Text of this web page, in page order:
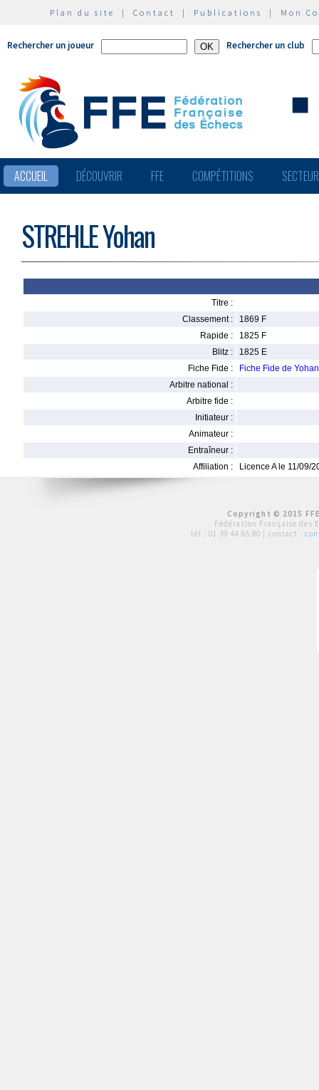
Plan du site | Contact | Publications | Mon
Rechercher un joueur Rechercher un club
ACCUEIL DÉCOUVRIR FFE COMPÉTITIONS
STREHLE Yohan
Titre :
Classement :
1869 F
Rapide :
1825 F
Blitz :
1825 E
Fiche Fide :
Fiche Fide de
Arbitre national :
Arbitre fide :
Initiateur :
Animateur :
Entraîneur :
Affiliation :
Licence A le 11/09/
Copyright © 2015
Fédération Française des
tél : 01 39 44 65 80 | contact :